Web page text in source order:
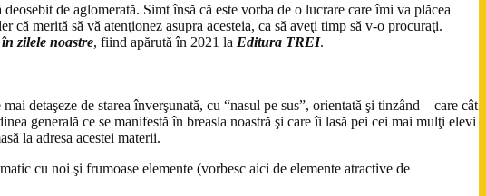
de aglomerată. Simt însă că este vorba de o lucrare care îmi va plăcea
merită să vă atenţionez asupra acesteia, ca să aveţi timp să v-o procuraţi.
zilele noastre, fiind apărută în 2021 la Editura TREI.
detaşeze de starea înverşunată, cu “nasul pe sus”, orientată şi tinzând – care cât
generală ce se manifestă în breasla noastră şi care îi lasă pei cei mai mulţi elevi
la adresa acestei materii.
cu noi şi frumoase elemente (vorbesc aici de elemente atractive de